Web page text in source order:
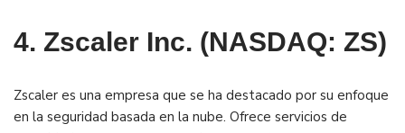
4. Zscaler Inc. (NASDAQ: ZS)
Zscaler es una empresa que se ha destacado por su enfoque
en la seguridad basada en la nube. Ofrece servicios de